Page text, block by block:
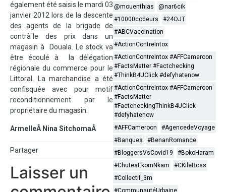
également été saisis le mardi 03
janvier 2012 lors de la descente
des agents de la brigade de
contrà´le des prix dans un
magasin à Douala. Le stock va
être écoulé à la délégation
régionale du commerce pour le
Littoral. La marchandise a été
confisquée avec pour motif
reconditionnement par le
propriétaire du magasin.
ArmelleÂ Nina SitchomaÂ
Partager
Laisser un
@mouenthias
@nar6cik
#10000codeurs
#24OJT
#ABCVaccination
#ActionContreIntox
#ActionContreIntox #AFFCameroon
#FactsMatter #Factchecking
#ThinkB4UClick #defyhatenow
#ActionContreIntox #AFFCameroon
#FactsMatter
#FactcheckingThinkB4UClick
#defyhatenow
#AFFCameroon
#AgencedeVoyage
#Banques
#BenanRomance
#BloggersVsCovid19
#BokoHaram
#ChutesEkomNkam
#CKileBoss
#Collectif_3m